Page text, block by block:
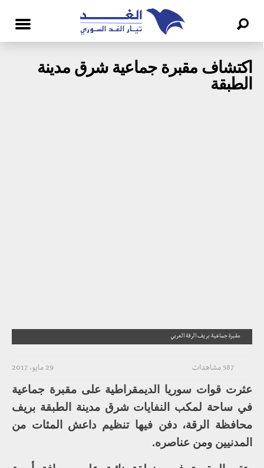
اكتشاف مقبرة جماعية شرق مدينة
الطبقة
مقبرة جماعية بريف الرقة الغربي
29 مايو، 2017 587 مشاهدات
عثرت قوات سوريا الديمقراطية على مقبرة جماعية
في ساحة لمكب النفايات شرق مدينة الطبقة بريف
محافظة الرقة، دفن فيها تنظيم داعش المئات من
المدنيين ومن عناصره.